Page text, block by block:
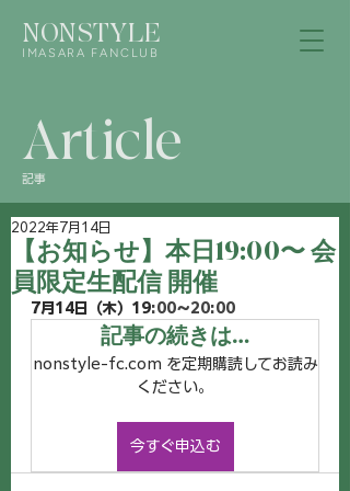
NONSTYLE
IMASARA FANCLUB
Article
記事
【お知らせ】本日19:00〜 会
員限定生配信 開催
2022年7月14日
7月14日（木）19:00〜20:00
記事の続きは…
nonstyle-fc.com を定期購読してお読み
ください。
今すぐ申込む